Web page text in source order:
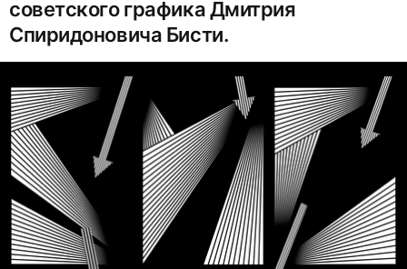
советского графика Дмитрия
Спиридоновича Бисти.